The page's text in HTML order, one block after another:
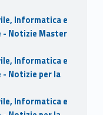
Informatica e
- Notizie Master
Informatica e
- Notizie per la
Informatica e